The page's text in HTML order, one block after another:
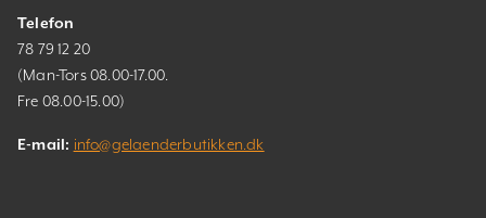
Telefon
78 79 12 20
(Man-Tors 08.00-17.00.
Fre 08.00-15.00)
E-mail: info@gelaenderbutikken.dk